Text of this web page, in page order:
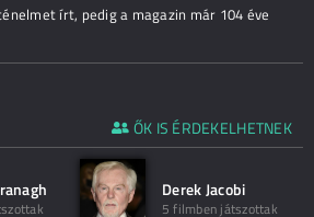
írt, pedig a magazin már 104 éve
ŐK IS ÉRDEKELHETNEK
Derek Jacobi
5 filmben játszottak